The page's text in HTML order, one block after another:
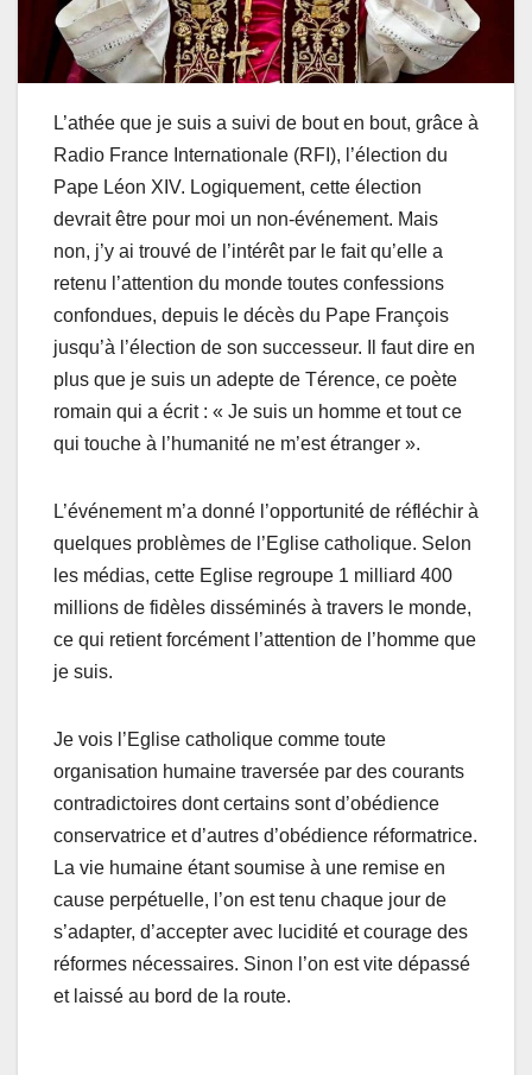
L’athée que je suis a suivi de bout en bout, grâce à
Radio France Internationale (RFI), l’élection du
Pape Léon XIV. Logiquement, cette élection
devrait être pour moi un non-événement. Mais
non, j’y ai trouvé de l’intérêt par le fait qu’elle a
retenu l’attention du monde toutes confessions
confondues, depuis le décès du Pape François
jusqu’à l’élection de son successeur. Il faut dire en
plus que je suis un adepte de Térence, ce poète
romain qui a écrit : « Je suis un homme et tout ce
qui touche à l’humanité ne m’est étranger ».
L’événement m’a donné l’opportunité de réfléchir à
quelques problèmes de l’Eglise catholique. Selon
les médias, cette Eglise regroupe 1 milliard 400
millions de fidèles disséminés à travers le monde,
ce qui retient forcément l’attention de l’homme que
je suis.
Je vois l’Eglise catholique comme toute
organisation humaine traversée par des courants
contradictoires dont certains sont d’obédience
conservatrice et d’autres d’obédience réformatrice.
La vie humaine étant soumise à une remise en
cause perpétuelle, l’on est tenu chaque jour de
s’adapter, d’accepter avec lucidité et courage des
réformes nécessaires. Sinon l’on est vite dépassé
et laissé au bord de la route.